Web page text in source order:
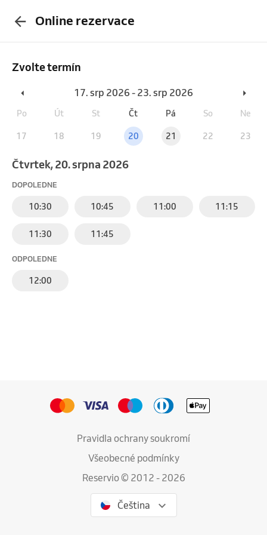
Online rezervace
Zvolte termín
17. srp 2026 - 23. srp 2026
Po Út St Čt Pá So Ne
17 18 19 20 21 22 23
čtvrtek, 20. srpna 2026
DOPOLEDNE
10:30 10:45 11:00 11:15
11:30 11:45
ODPOLEDNE
12:00
Pravidla ochrany soukromí
Všeobecné podmínky
Reservio © 2012 - 2026
Čeština